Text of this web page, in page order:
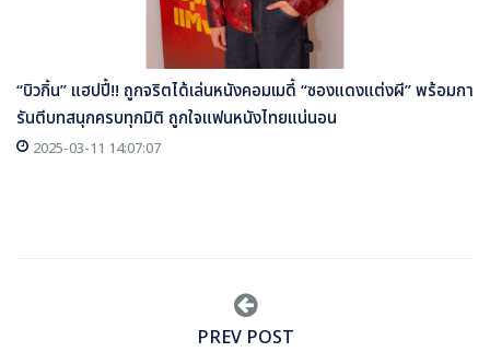
“บิวกิ้น” แฮปปี้!! ถูกจริตได้เล่นหนังคอมเมดี้ “ซองแดงแต่งผี” พร้อมกา
รันตีบทสนุกครบทุกมิติ ถูกใจแฟนหนังไทยแน่นอน
2025-03-11 14:07:07
PREV POST